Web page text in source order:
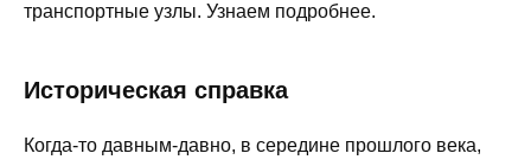
транспортные узлы. Узнаем подробнее.
Историческая справка
Когда-то давным-давно, в середине прошлого века,